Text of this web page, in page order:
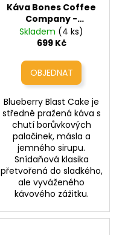
Káva Bones Coffee
Company -
Blueberry Blast
Cake (borůvkové
Skladem (4 ks)
699 Kč
Blueberry Blast Cake je
středně pražená káva s
chutí borůvkových
palačinek, másla a
jemného sirupu.
Snídaňová klasika
přetvořená do sladkého,
ale vyváženého
kávového zážitku.